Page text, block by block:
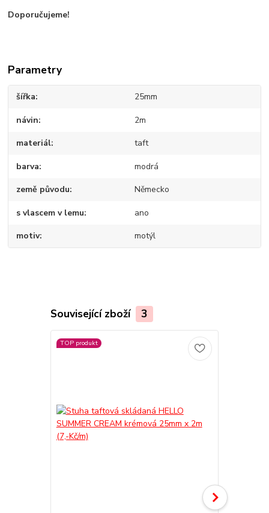
Doporučujeme!
Parametry
šířka 25mm
návin 2m
materiál taft
barva modrá
země původu Německo
s vlascem v lemu ano
motiv motýl
Související zboží 3
TOP produkt